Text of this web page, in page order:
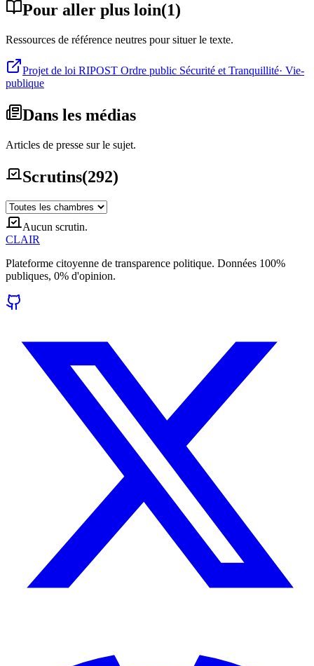
Pour aller plus loin(1)
Ressources de référence neutres pour situer le texte.
Projet de loi RIPOST Ordre public Sécurité et Tranquillité· Vie-
publique
Dans les médias
Articles de presse sur le sujet.
Scrutins(292)
Aucun scrutin.
CLAIR
Plateforme citoyenne de transparence politique. Données 100%
publiques, 0% d'opinion.